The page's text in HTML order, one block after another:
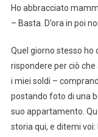
Ho abbracciato
– Basta. D’ora in poi
Quel giorno stesso ho
rispondere per ciò
i miei soldi –
postando foto di una
suo appartamento.
storia qui, e ditemi